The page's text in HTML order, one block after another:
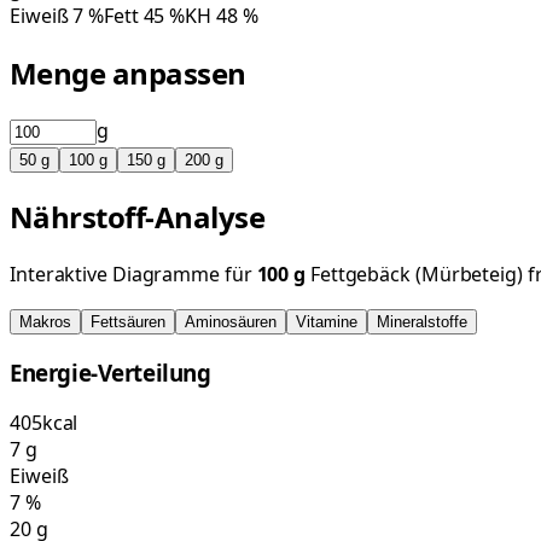
Eiweiß7%Fett45%KH 48%
Menge anpassen
g
50 g 100 g 150 g 200 g
Nährstoff-Analyse
Interaktive Diagramme für 100g Fettgebäck (Mürbeteig)
Makros Fettsäuren Aminosäuren Vitamine Mineralstoffe
Energie-Verteilung
405kcal
7g
Eiweiß
7%
20g